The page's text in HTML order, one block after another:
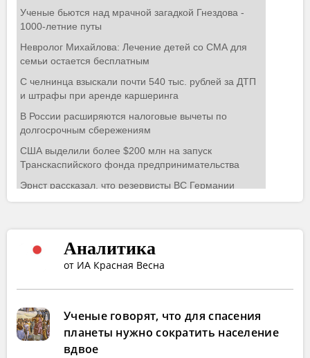
Аналитика
от ИА Красная Весна
Ученые говорят, что для спасения
планеты нужно сократить население
вдвое